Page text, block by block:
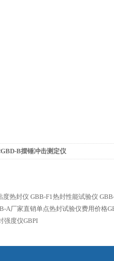
B摆锤冲击测定仪
度热封仪 GBB-F1热封性能试验仪
A厂家直销单点热封试验仪费用价格
强度仪GBPI